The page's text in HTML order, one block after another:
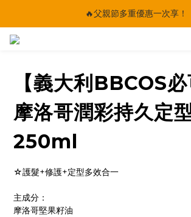
🔥父親節多重優惠一次享！
🔥父親節多重優惠一次享！
🔥父親節多重優惠一次享！
【義大利BBCOS必
摩洛哥潤彩持久定
250ml
☆護髮+修護+定型多效合一
主成分：
摩洛哥堅果籽油